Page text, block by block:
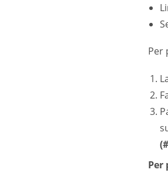
Per
Per